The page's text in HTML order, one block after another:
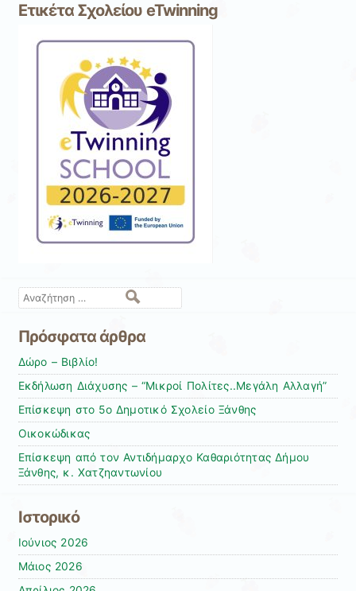
Ετικέτα Σχολείου eTwinning
Αναζήτηση
Πρόσφατα άρθρα
Δώρο – Βιβλίο!
Εκδήλωση Διάχυσης – “Μικροί Πολίτες..Μεγάλη Αλλαγή”
Επίσκεψη στο 5ο Δημοτικό Σχολείο Ξάνθης
Οικοκώδικας
Επίσκεψη από τον Αντιδήμαρχο Καθαριότητας Δήμου
Ξάνθης, κ. Χατζηαντωνίου
Ιστορικό
Ιούνιος 2026
Μάιος 2026